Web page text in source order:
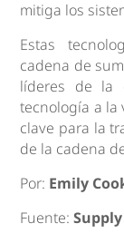
mitiga los
Estas
cadena de
líderes de la
tecnología a la
clave para la
de la cadena
Por: Emily
Fuente: